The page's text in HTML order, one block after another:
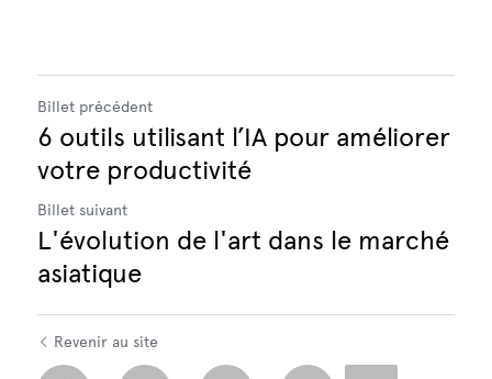
Billet précédent
6 outils utilisant l’IA pour améliorer
votre productivité
Billet suivant
L'évolution de l'art dans le marché
asiatique
Revenir au site